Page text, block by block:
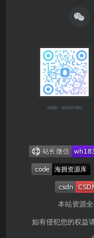
QQ群：682921902
本站资源
如有侵犯您的权益